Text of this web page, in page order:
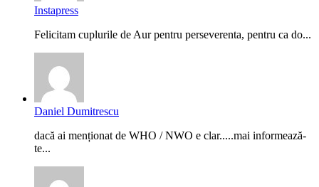
Instapress
Felicitam cuplurile de Aur pentru perseverenta, pentru ca do...
Daniel Dumitrescu
dacă ai menționat de WHO / NWO e clar.....mai informează-
te...